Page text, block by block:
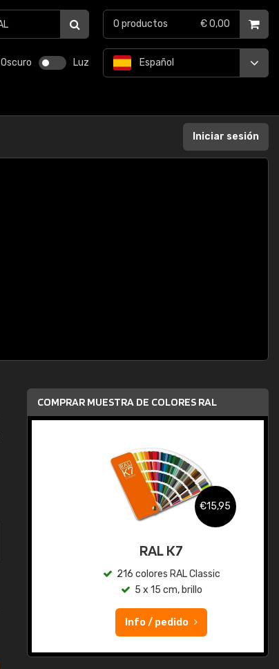
Oscuro Luz Español
0 productos € 0,00
Iniciar sesión
COMPRAR MUESTRA DE COLORES RAL
€15,95
RAL K7
216 colores RAL Classic
5 x 15 cm, brillo
Info / pedido